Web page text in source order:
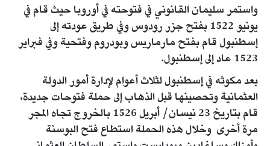
واستمر سليمان القانوني في فتوحته في أوروبا حيث قام في
يونيو 1522 بفتح جزر رودوس وفي طريق عودته إلى
إسطنبول قام بفتح مارماريس وبودروم وفتحية وفي فبراير
1523 عاد إلى إسطنبول.
بعد مكوثه في إسطنبول لثلاث أعوام لإدارة أمور الدولة
العثمانية وتحصينها قبل الذهاب إلى حملة فتوحات جديدة،
قام بتاريخ 23 نيسان/ أبريل 1526 بالخروج تجاه المجر
مرة أخرى وخلال هذه الحملة استطاع فتح البوسنة